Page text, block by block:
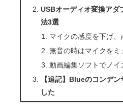
USBオーディオ変換アダ
法3選
マイクの感度を下げ、
無音の時はマイクをミ
動画編集ソフトでノイ
【追記】Blueのコンデ
した